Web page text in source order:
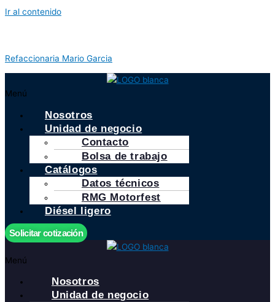
Ir al contenido
Refaccionaria Mario Garcia
Menú
Nosotros
Unidad de negocio
Contacto
Bolsa de trabajo
Catálogos
Datos técnicos
RMG Motorfest
Diésel ligero
Solicitar cotización
Menú
Nosotros
Unidad de negocio